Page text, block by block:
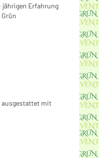
jährigen Erfahrung
ausgestattet mit